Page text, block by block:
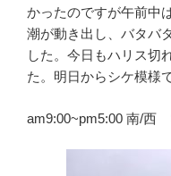
かったのですが午前中
潮が動き出し、バタバ
した。今日もハリス切
た。明日からシケ模様
am9:00~pm5:00 南/西